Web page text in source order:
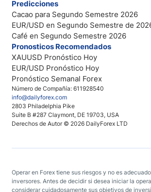
Número de Compañía: 611928540
info@dailyforex.com
2803 Philadelphia Pike
Suite B #287 Claymont, DE 19703, USA
Derechos de Autor © 2026 DailyForex LTD
Predicciones
Cacao para Segundo Semestre 2026
EUR/USD en Segundo Semestre de
Café en Segundo Semestre 2026
Pronosticos Recomendados
XAUUSD Pronóstico Hoy
EUR/USD Pronóstico Hoy
Pronóstico Semanal Forex
Operar en Forex tiene sus riesgos y no es
inversores. Antes de decidir si desea iniciar la
considerar cuidadosamente sus objetivos de